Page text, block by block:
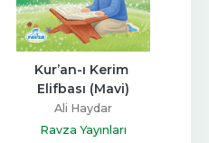
I. Halife Hz. Ebubekir
(ra) Hayatı,
Şahsiyeti, ve
Dönemi (Ciltsiz)
Ali Muhammed Sallabi